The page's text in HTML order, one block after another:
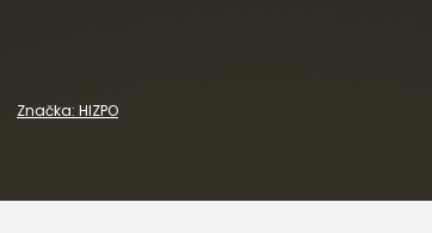
Značka: HIZPO